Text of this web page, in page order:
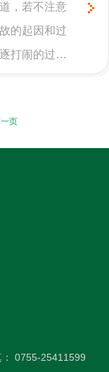
，不会因外
，若不注意
的起因和过
打闹的过程
选购室内楼
角处安装楼
条及防滑贴
页
0755-25411599